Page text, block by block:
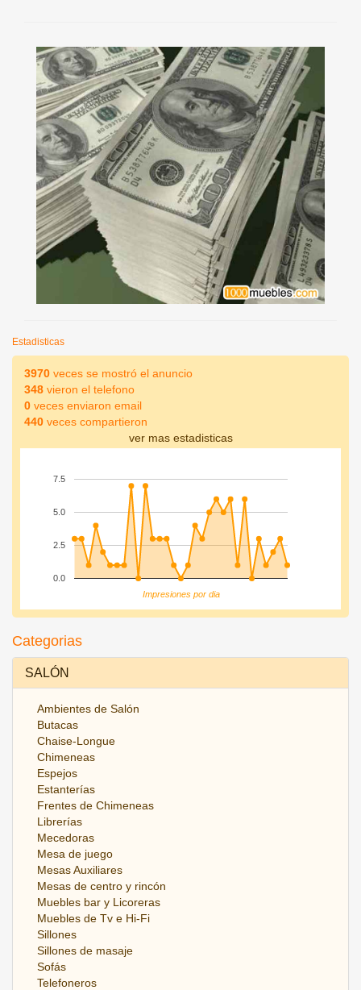
Estadisticas
3970 veces se mostró el anuncio
348 vieron el telefono
0 veces enviaron email
440 veces compartieron
ver mas estadisticas
0.0
2.5
5.0
7.5
Impresiones por dia
Categorias
SALÓN
Ambientes de Salón
Butacas
Chaise-Longue
Chimeneas
Espejos
Estanterías
Frentes de Chimeneas
Librerías
Mecedoras
Mesa de juego
Mesas Auxiliares
Mesas de centro y rincón
Muebles bar y Licoreras
Muebles de Tv e Hi-Fi
Sillones
Sillones de masaje
Sofás
Telefoneros